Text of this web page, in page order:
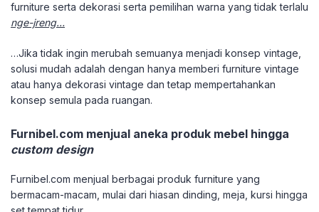
furniture serta dekorasi serta pemilihan warna yang tidak terlalu
nge-jreng…
…Jika tidak ingin merubah semuanya menjadi konsep vintage,
solusi mudah adalah dengan hanya memberi furniture vintage
atau hanya dekorasi vintage dan tetap mempertahankan
konsep semula pada ruangan.
Furnibel.com menjual aneka produk mebel hingga
custom design
Furnibel.com menjual berbagai produk furniture yang
bermacam-macam, mulai dari hiasan dinding, meja, kursi hingga